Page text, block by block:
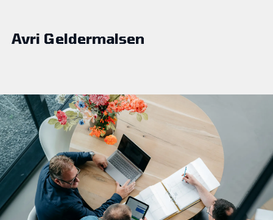
Avri Geldermalsen